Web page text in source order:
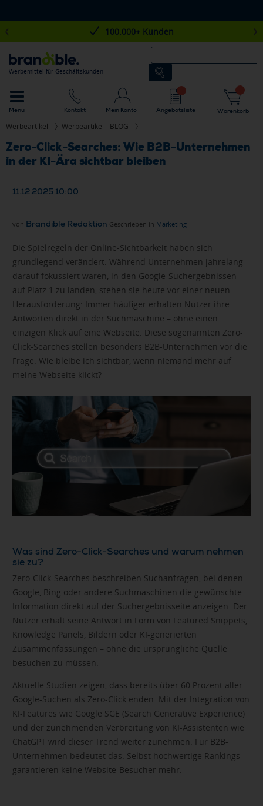
100.000+ Kunden
Werbemittel für Geschäftskunden
Menü Kontakt Mein Konto Angebotsliste Warenkorb
Werbeartikel Werbeartikel - BLOG
Zero-Click-Searches: Wie B2B-Unternehmen
in der KI-Ära sichtbar bleiben
11.12.2025 10:00
von Brandible Redaktion Geschrieben in Marketing
Die Spielregeln der Online-Sichtbarkeit haben sich
grundlegend verändert. Während Unternehmen jahrelang
darauf fokussiert waren, in den Google-Suchergebnissen
auf Platz 1 zu landen, stehen sie heute vor einer neuen
Herausforderung: Immer häufiger erhalten Nutzer ihre
Antworten direkt in der Suchmaschine – ohne einen
einzigen Klick auf eine Webseite. Diese sogenannten Zero-
Click-Searches stellen besonders B2B-Unternehmen vor die
Frage: Wie bleibe ich sichtbar, wenn niemand mehr auf
meine Webseite klickt?
Was sind Zero-Click-Searches und warum nehmen
sie zu?
Zero-Click-Searches beschreiben Suchanfragen, bei denen
Google, Bing oder andere Suchmaschinen die gewünschte
Information direkt auf der Suchergebnisseite anzeigen. Der
Nutzer erhält seine Antwort in Form von Featured Snippets,
Knowledge Panels, Bildern oder KI-generierten
Zusammenfassungen – ohne die ursprüngliche Quelle
besuchen zu müssen.
Aktuelle Studien zeigen, dass bereits über 60 Prozent aller
Google-Suchen als Zero-Click enden. Mit der Integration von
KI-Features wie Google SGE (Search Generative Experience)
und der zunehmenden Verbreitung von KI-Assistenten wie
ChatGPT wird dieser Trend weiter zunehmen. Für B2B-
Unternehmen bedeutet das: Selbst hochwertige Rankings
garantieren keine Website-Besucher mehr.